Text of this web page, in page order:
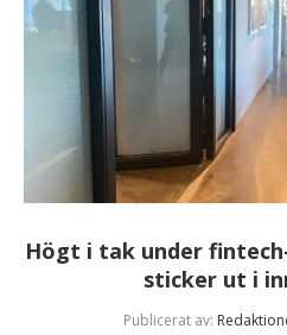
Högt i tak under
sticker ut i
Publicerat av: